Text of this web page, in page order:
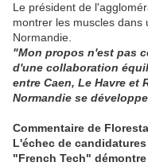
Le président de
montrer les muscles dans
Normandie.
"Mon propos n'est pas
d'une collaboration
entre Caen, Le Havre et
Normandie se
Commentaire de
L'échec de
"French Tech"